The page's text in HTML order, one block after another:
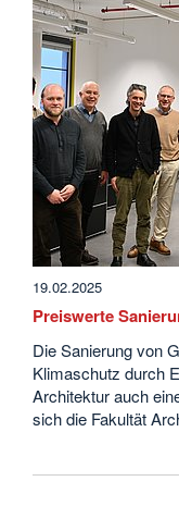
19.02.2025
Preiswerte
Die Sanierung von
Klimaschutz durch
Architektur auch
sich die Fakultät